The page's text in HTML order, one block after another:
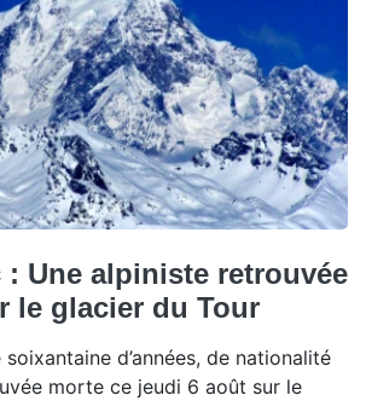
: Une alpiniste retrouvée
le glacier du Tour
soixantaine d’années, de nationalité
morte ce jeudi 6 août sur le